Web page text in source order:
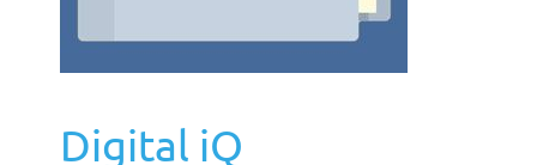
Digital iQ